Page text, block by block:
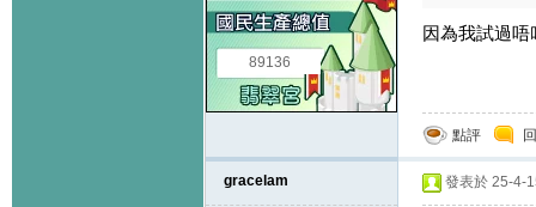
89136
因為我試過
點評
gracelam 發表於 25-4-